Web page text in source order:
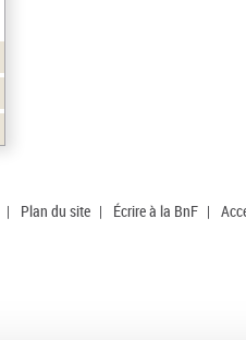
| Plan du site | Écrire à la BnF |